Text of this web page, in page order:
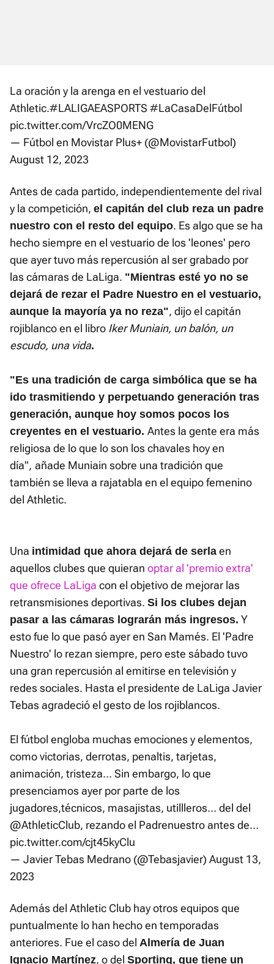
La oración y la arenga en el vestuario del
Athletic.#LALIGAEASPORTS #LaCasaDelFútbol
pic.twitter.com/VrcZO0MENG
— Fútbol en Movistar Plus+ (@MovistarFutbol)
August 12, 2023
Antes de cada partido, independientemente del rival
y la competición, el capitán del club reza un padre
nuestro con el resto del equipo. Es algo que se ha
hecho siempre en el vestuario de los 'leones' pero
que ayer tuvo más repercusión al ser grabado por
las cámaras de LaLiga. "Mientras esté yo no se
dejará de rezar el Padre Nuestro en el vestuario,
aunque la mayoría ya no reza", dijo el capitán
rojiblanco en el libro Iker Muniain, un balón, un
escudo, una vida.
"Es una tradición de carga simbólica que se ha
ido trasmitiendo y perpetuando generación tras
generación, aunque hoy somos pocos los
creyentes en el vestuario. Antes la gente era más
religiosa de lo que lo son los chavales hoy en
día", añade Muniain sobre una tradición que
también se lleva a rajatabla en el equipo femenino
del Athletic.
Una intimidad que ahora dejará de serla en
aquellos clubes que quieran optar al 'premio extra'
que ofrece LaLiga con el objetivo de mejorar las
retransmisiones deportivas. Si los clubes dejan
pasar a las cámaras lograrán más ingresos. Y
esto fue lo que pasó ayer en San Mamés. El 'Padre
Nuestro' lo rezan siempre, pero este sábado tuvo
una gran repercusión al emitirse en televisión y
redes sociales. Hasta el presidente de LaLiga Javier
Tebas agradeció el gesto de los rojiblancos.
El fútbol engloba muchas emociones y elementos,
como victorias, derrotas, penaltis, tarjetas,
animación, tristeza... Sin embargo, lo que
presenciamos ayer por parte de los
jugadores,técnicos, masajistas, utillleros... del del
@AthleticClub, rezando el Padrenuestro antes de…
pic.twitter.com/cjt45kyClu
— Javier Tebas Medrano (@Tebasjavier) August 13,
2023
Además del Athletic Club hay otros equipos que
puntualmente lo han hecho en temporadas
anteriores. Fue el caso del Almería de Juan
Ignacio Martínez, o del Sporting, que tiene un